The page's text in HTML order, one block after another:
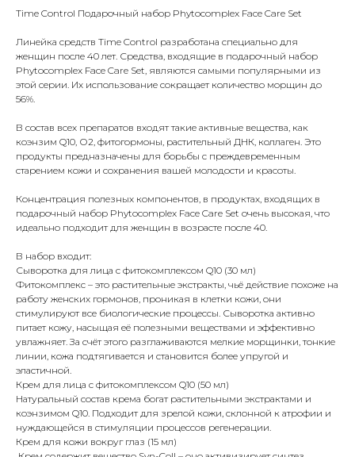
Time Control Подарочный набор Phytocomplex Face Care Set
Линейка средств Time Control разработана специально для
женщин после 40 лет. Средства, входящие в подарочный набор
Phytocomplex Face Care Set, являются самыми популярными из
этой серии. Их использование сокращает количество морщин до
56%.
В состав всех препаратов входят такие активные вещества, как
коэнзим Q10, О2, фитогормоны, растительный ДНК, коллаген. Это
продукты предназначены для борьбы с преждевременным
старением кожи и сохранения вашей молодости и красоты.
Концентрация полезных компонентов, в продуктах, входящих в
подарочный набор Phytocomplex Face Care Set очень высокая, что
идеально подходит для женщин в возрасте после 40.
В набор входит:
Сыворотка для лица с фитокомплексом Q10 (30 мл)
Фитокомплекс – это растительные экстракты, чьё действие похоже на
работу женских гормонов, проникая в клетки кожи, они
стимулируют все биологические процессы. Сыворотка активно
питает кожу, насыщая её полезными веществами и эффективно
увлажняет. За счёт этого разглаживаются мелкие морщинки, тонкие
линии, кожа подтягивается и становится более упругой и
эластичной.
Крем для лица с фитокомплексом Q10 (50 мл)
Натуральный состав крема богат растительными экстрактами и
коэнзимом Q10. Подходит для зрелой кожи, склонной к атрофии и
нуждающейся в стимуляции процессов регенерации.
Крем для кожи вокруг глаз (15 мл)